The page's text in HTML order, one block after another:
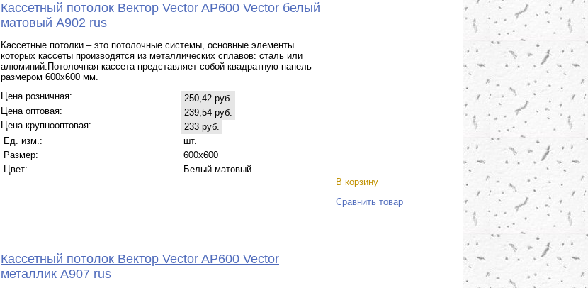
Кассетный потолок Вектор Veсtor AP600 Vector белый
матовый А902 rus
Кассетные потолки – это потолочные системы, основные элементы
которых кассеты производятся из металлических сплавов: сталь или
алюминий.Потолочная кассета представляет собой квадратную панель
размером 600х600 мм.
Цена розничная:
250,42 руб.
Цена оптовая:
239,54 руб.
Цена крупнооптовая:
233 руб.
Ед. изм.:
шт.
Размер:
600x600
Цвет:
Белый матовый
В корзину
Сравнить товар
Кассетный потолок Вектор Veсtor AP600 Vector
металлик А907 rus